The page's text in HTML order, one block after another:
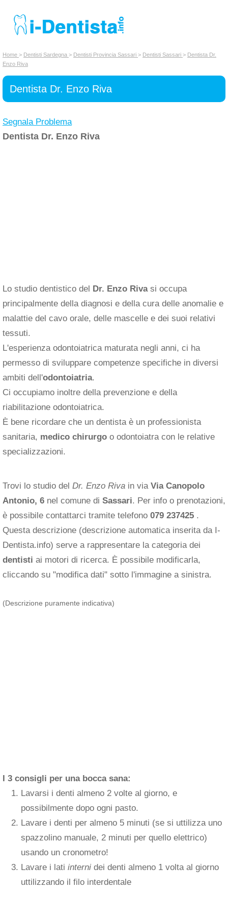
INSERISCI DENTISTA
Chi siamo
Home > Dentisti Sardegna > Dentisti Provincia Sassari > Dentisti Sassari > Dentista Dr.
Enzo Riva
Dentista Dr. Enzo Riva
Segnala Problema
Dentista Dr. Enzo Riva
Lo studio dentistico del Dr. Enzo Rivasi occupa
principalmente della diagnosi e della cura delle anomalie e
malattie del cavo orale, delle mascelle e dei suoi relativi
tessuti.
L'esperienza odontoiatrica maturata negli anni, ci ha
permesso di sviluppare competenze specifiche in diversi
ambiti dell'odontoiatria.
Ci occupiamo inoltre della prevenzione e della
riabilitazione odontoiatrica.
È bene ricordare che un dentista è un professionista
sanitaria, medico chirurgo o odontoiatra con le relative
specializzazioni.
Trovi lo studio del Dr. Enzo Riva in via Via Canopolo
Antonio, 6 nel comune di Sassari. Per info o prenotazioni,
è possibile contattarci tramite telefono 079 237425 .
Questa descrizione (descrizione automatica inserita da I-
Dentista.info) serve a rappresentare la categoria dei
dentisti ai motori di ricerca. È possibile modificarla,
cliccando su "modifica dati" sotto l'immagine a sinistra.
(Descrizione puramente indicativa)
I 3 consigli per una bocca sana:
Lavarsi i denti almeno 2 volte al giorno, e
possibilmente dopo ogni pasto.
Lavare i denti per almeno 5 minuti (se si uttilizza uno
spazzolino manuale, 2 minuti per quello elettrico)
usando un cronometro!
Lavare i lati interni dei denti almeno 1 volta al giorno
uttilizzando il filo interdentale